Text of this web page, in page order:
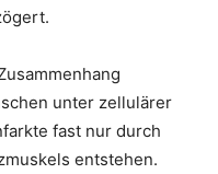
unter zellulärer
fast nur durch
entstehen.